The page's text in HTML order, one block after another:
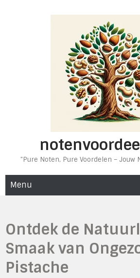
"Pure Noten, Pure Voordelen – Jouw
Menu
Ontdek de
Smaak van
Pistache